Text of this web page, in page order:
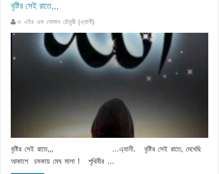
বৃষ্টির সেই রাতে,,,
এ এইচ এম নোমান চৌধুরী (এ্যানী)
বৃষ্টির সেই রাতে,,, …এ্যানী. বৃষ্টির সেই রাতে, দেখেছি
আকাশে চমকায় মেঘ মালা ! পৃথিবীর …